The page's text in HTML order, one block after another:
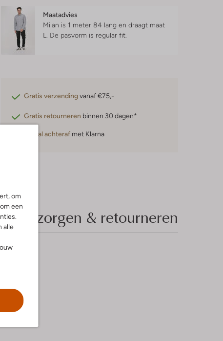
om
een
alle
Maatadvies
Milan is 1 meter 84 lang en draagt maat
L. De pasvorm is regular fit
Gratis verzendingvanaf €75,-
Gratis retourneren binnen 30 dagen*
Betaal achteraf met Klarna
Bezorgen & retourneren